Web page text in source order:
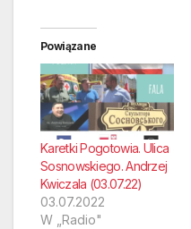
Powiązane
Karetki Pogotowia. Ulica
Sosnowskiego. Andrzej
Kwiczala (03.07.22)
03.07.2022
W „Radio"